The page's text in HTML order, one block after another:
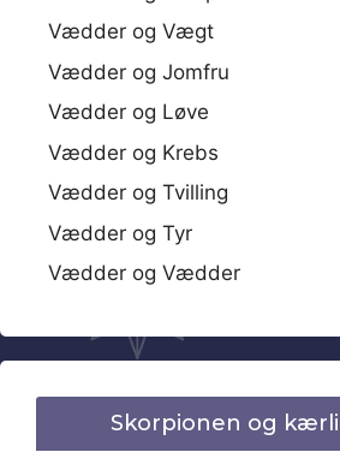
Vædder og Vægt
Vædder og Jomfru
Vædder og Løve
Vædder og Krebs
Vædder og Tvilling
Vædder og Tyr
Vædder og Vædder
Skorpionen og